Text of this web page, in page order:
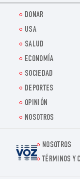
DONAR
USA
SALUD
ECONOMÍA
SOCIEDAD
DEPORTES
OPINIÓN
NOSOTROS
Voz.us
NOSOTROS
TÉRMINOS Y